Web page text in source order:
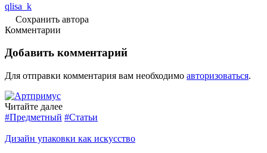
qlisa_k
Сохранить автора
Комментарии
Добавить комментарий
Для отправки комментария вам необходимо авторизоваться.
Читайте далее
#Предметный #Статьи
Дизайн упаковки как искусство